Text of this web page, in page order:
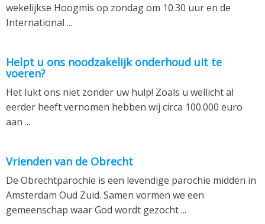
wekelijkse Hoogmis op zondag om 10.30 uur en de
International ...
Helpt u ons noodzakelijk onderhoud uit te
voeren?
Het lukt ons niet zonder uw hulp! Zoals u wellicht al
eerder heeft vernomen hebben wij circa 100.000 euro
aan ...
Vrienden van de Obrecht
De Obrechtparochie is een levendige parochie midden in
Amsterdam Oud Zuid. Samen vormen we een
gemeenschap waar God wordt gezocht ...